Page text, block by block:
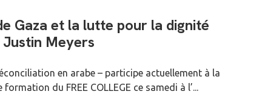
Gaza et la lutte pour la dignité
Meyers
en arabe – participe actuellement à la
du FREE COLLEGE ce samedi à l’...